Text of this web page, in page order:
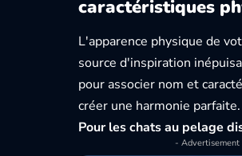
caractéristiques
L'apparence physique de
source d'inspiration
pour associer nom et
créer une harmonie parfaite.
Pour les chats au pelage
- Advertisement